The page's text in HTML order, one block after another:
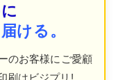
ける。
のお客様にご愛顧